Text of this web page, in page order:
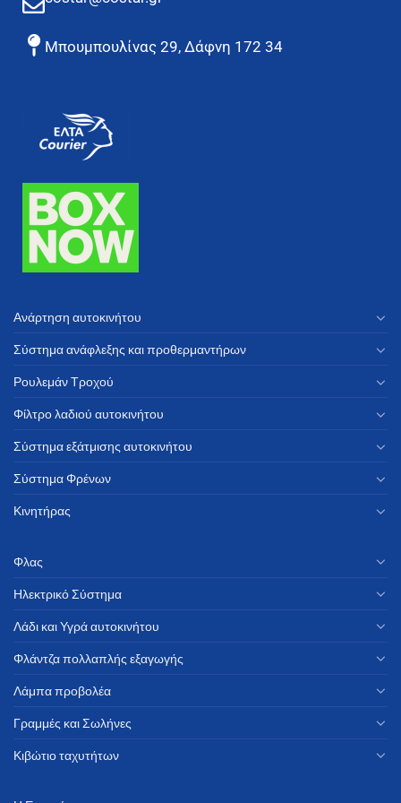
Μπουμπουλίνας 29, Δάφνη 172 34
Ανάρτηση αυτοκινήτου
Σύστημα ανάφλεξης και προθερμαντήρων
Ρουλεμάν Τροχού
Φίλτρο λαδιού αυτοκινήτου
Σύστημα εξάτμισης αυτοκινήτου
Σύστημα Φρένων
Κινητήρας
Φλας
Ηλεκτρικό Σύστημα
Λάδι και Υγρά αυτοκινήτου
Φλάντζα πολλαπλής εξαγωγής
Λάμπα προβολέα
Γραμμές και Σωλήνες
Κιβώτιο ταχυτήτων